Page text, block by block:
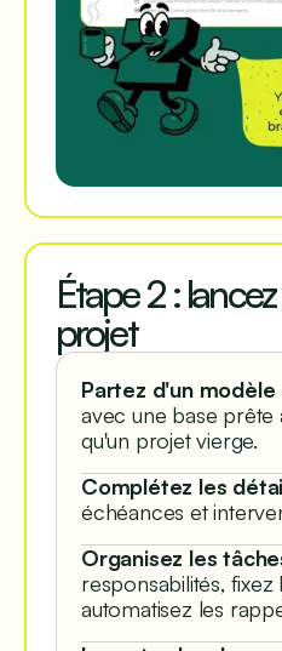
Étape 2 :
projet
Partez d'un modèle
avec une base
qu'un projet vierge.
Complétez les
échéances et
Organisez les
responsabilités,
automatisez les